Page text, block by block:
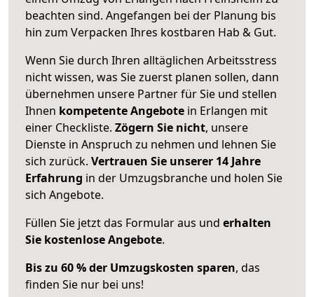
beachten sind. Angefangen bei der Planung bis
hin zum Verpacken Ihres kostbaren Hab & Gut.
Wenn Sie durch Ihren alltäglichen Arbeitsstress
nicht wissen, was Sie zuerst planen sollen, dann
übernehmen unsere Partner für Sie und stellen
Ihnen kompetente Angebote in Erlangen mit
einer Checkliste. Zögern Sie nicht, unsere
Dienste in Anspruch zu nehmen und lehnen Sie
sich zurück. Vertrauen Sie unserer 14 Jahre
Erfahrung in der Umzugsbranche und holen Sie
sich Angebote.
Füllen Sie jetzt das Formular aus und erhalten
Sie kostenlose Angebote.
Bis zu 60 % der Umzugskosten sparen, das
finden Sie nur bei uns!